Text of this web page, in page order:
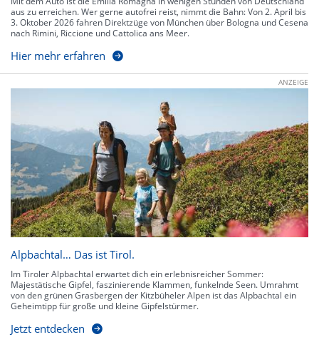
aus zu erreichen. Wer gerne autofrei reist, nimmt die Bahn: Von 2. April bis
3. Oktober 2026 fahren Direktzüge von München über Bologna und Cesena
nach Rimini, Riccione und Cattolica ans Meer.
Hier mehr erfahren
ANZEIGE
Alpbachtal… Das ist Tirol.
Im Tiroler Alpbachtal erwartet dich ein erlebnisreicher Sommer:
Majestätische Gipfel, faszinierende Klammen, funkelnde Seen. Umrahmt
von den grünen Grasbergen der Kitzbüheler Alpen ist das Alpbachtal ein
Geheimtipp für große und kleine Gipfelstürmer.
Jetzt entdecken